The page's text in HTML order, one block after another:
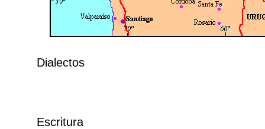
Dialectos
Escritura